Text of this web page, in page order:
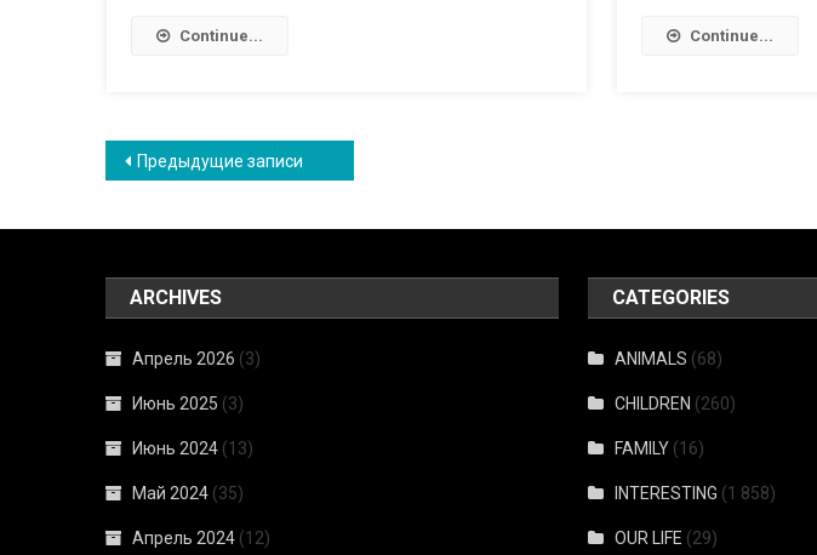
Continue... Continue...
Навигация
Предыдущие записи
ARCHIVES
Апрель 2026 (3)
Июнь 2025 (3)
Июнь 2024 (13)
Май 2024 (35)
Апрель 2024 (12)
CATEGORIES
ANIMALS (68)
CHILDREN (260)
FAMILY (16)
INTERESTING (1 858)
OUR LIFE (29)